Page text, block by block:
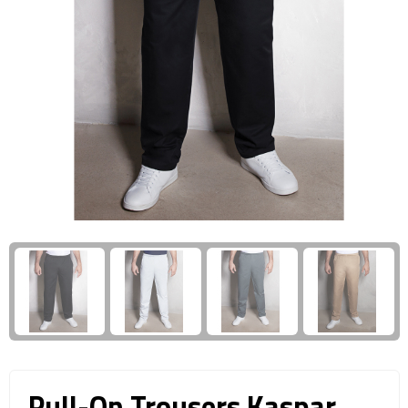
Documententassen
Laptophoezen & -tassen
Reistassen & Trolleys
Reistassen
Trolleys
Wellness Giftsets